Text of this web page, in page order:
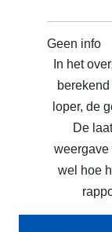
Geen info
In het
loper, de
De
weergave
wel hoe